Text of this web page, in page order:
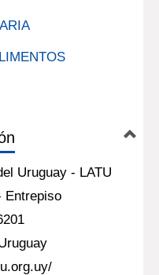
Uruguay - LATU
Entrepiso